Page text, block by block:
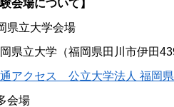
験会場について】
県立大学会場
県立大学（福岡県田川市伊田
アクセス 公立大学法人 福岡
会場